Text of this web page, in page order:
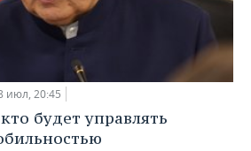
июл, 20:45
будет управлять